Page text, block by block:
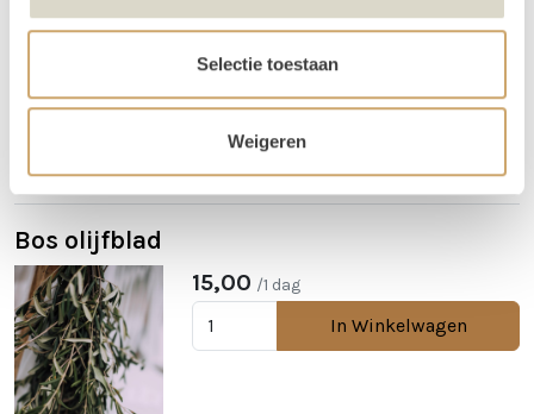
Selectie toestaan
Weigeren
In Winkelwagen
Bos olijfblad
15,00 /1 dag
In Winkelwagen